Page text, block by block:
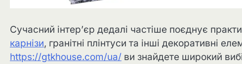
Сучасний інтер’єр дедалі частіше поєднує
карнізи, гранітні плінтуси та інші декоративні
https://gtkhouse.com/ua/ ви знайдете широкий